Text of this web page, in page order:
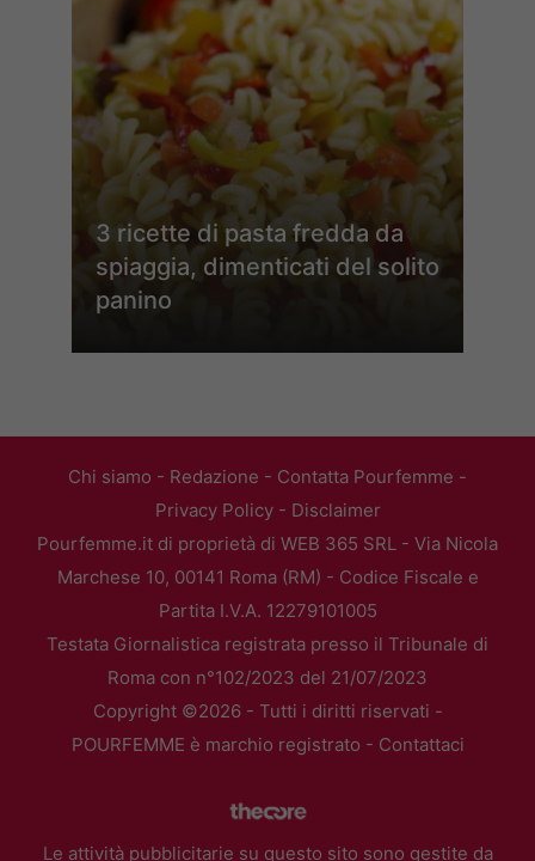
3 ricette di pasta fredda da
spiaggia, dimenticati del solito
panino
Chi siamo - Redazione - Contatta Pourfemme -
Privacy Policy- Disclaimer
Pourfemme.it di proprietà di WEB 365 SRL - Via Nicola
Marchese 10, 00141 Roma (RM) - Codice Fiscale e
Partita I.V.A. 12279101005
Testata Giornalistica registrata presso il Tribunale di
Roma con n°102/2023 del 21/07/2023
Copyright ©2026 - Tutti i diritti riservati -
POURFEMME è marchio registrato - Contattaci
Le attività pubblicitarie su questo sito sono gestite da